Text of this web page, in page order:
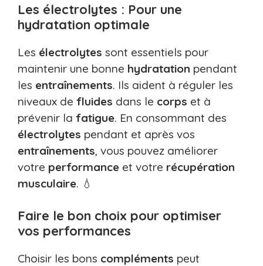
Les électrolytes : Pour une
hydratation optimale
Les électrolytes sont essentiels pour
maintenir une bonne hydratation pendant
les entraînements. Ils aident à réguler les
niveaux de fluides dans le corps et à
prévenir la fatigue. En consommant des
électrolytes pendant et après vos
entraînements, vous pouvez améliorer
votre performance et votre récupération
musculaire. 💧
Faire le bon choix pour optimiser
vos performances
Choisir les bons compléments peut